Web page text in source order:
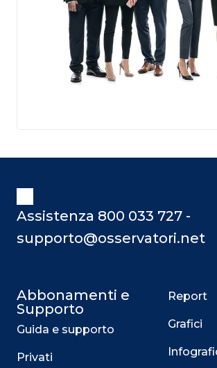
Assistenza 800 033 727 -
supporto@osservatori.net
Abbonamenti e
Supporto
Guida e supporto
Privati
Report
Grafici